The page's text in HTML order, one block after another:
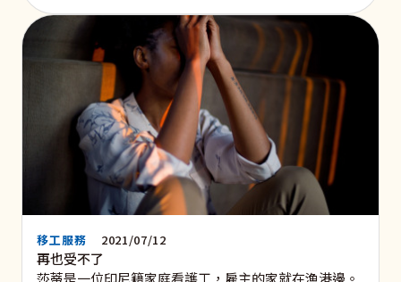
移工服務 2021/07/12
再也受不了
莎蒂是一位印尼籍家庭看護工，雇主的家就在漁港邊。